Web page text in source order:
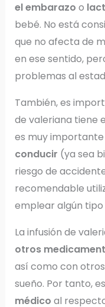
el embarazo o
bebé. No está
que no afecta de
en ese sentido,
problemas al
También, es
de valeriana tiene
es muy importante
conducir (ya sea
riesgo de
recomendable
emplear algún
La infusión de
otros
así como con
sueño. Por tanto,
médico al